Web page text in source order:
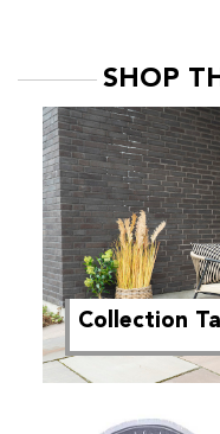
SHOP
Collection